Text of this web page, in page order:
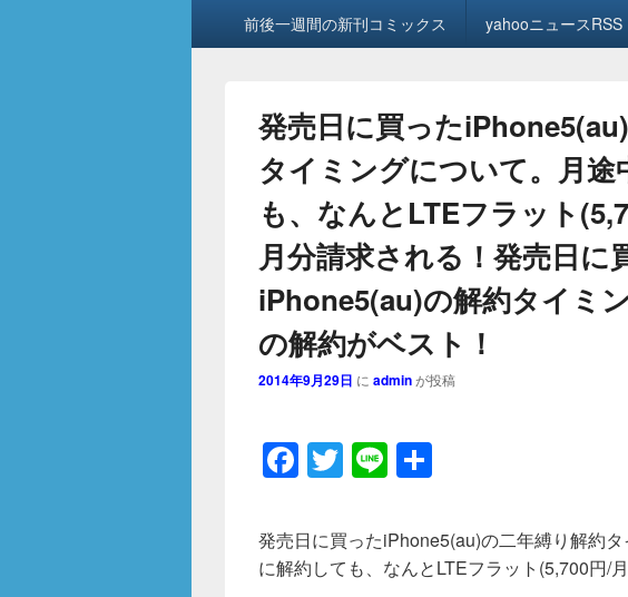
前後一週間の新刊コミックス yahooニュースRSS
発売日に買った
タイミングについて。月途
も、なんとLTEフラット
月分請求される！発売日に
iPhone5(au)の解約タイミ
の解約がベスト！
2014年9月29日 に adminが投稿
F
a
c
e
T
wi
tt
er
Li
n
e
発売日に買ったiPhone5(au)の二年縛り解約
に解約しても、なんとLTEフラット(5,700円/